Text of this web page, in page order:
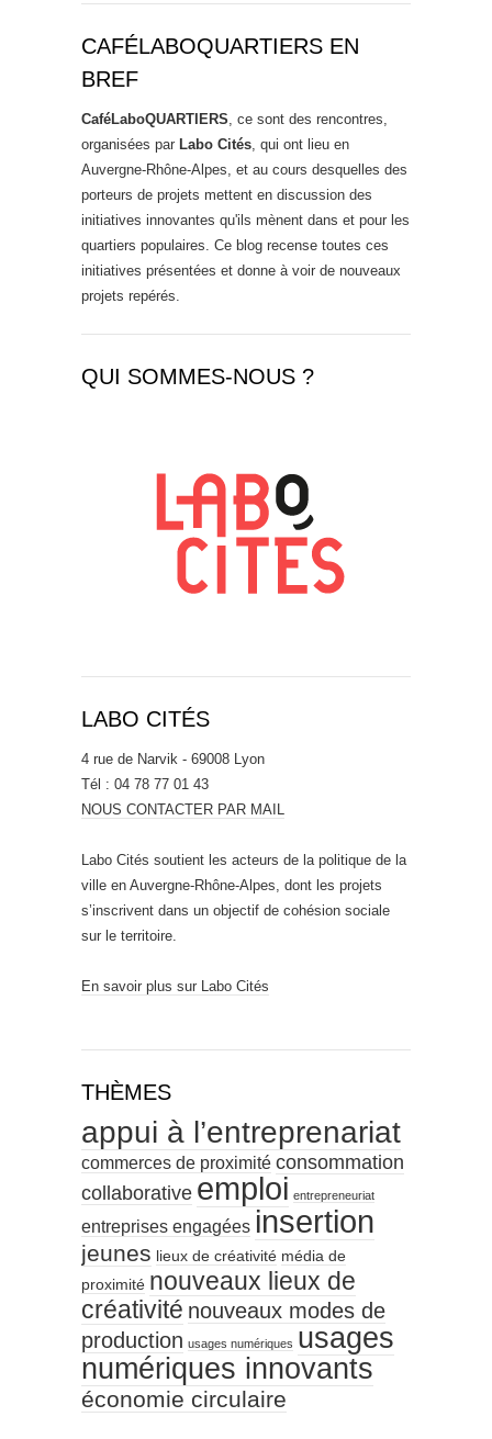
CAFÉLABOQUARTIERS EN
BREF
CaféLaboQUARTIERS, ce sont des rencontres,
organisées par Labo Cités, qui ont lieu en
Auvergne-Rhône-Alpes, et au cours desquelles des
porteurs de projets mettent en discussion des
initiatives innovantes qu'ils mènent dans et pour les
quartiers populaires. Ce blog recense toutes ces
initiatives présentées et donne à voir de nouveaux
projets repérés.
QUI SOMMES-NOUS ?
LABO CITÉS
4 rue de Narvik - 69008 Lyon
Tél : 04 78 77 01 43
NOUS CONTACTER PAR MAIL
Labo Cités soutient les acteurs de la politique de la
ville en Auvergne-Rhône-Alpes, dont les projets
s’inscrivent dans un objectif de cohésion sociale
sur le territoire.
En savoir plus sur Labo Cités
THÈMES
appui à l’entreprenariat
commerces de proximité consommation
collaborative emploi entrepreneuriat
entreprises engagées insertion
jeunes lieux de créativité média de
proximité nouveaux lieux de
créativité nouveaux modes de
production usages numériques usages
numériques innovants
économie circulaire